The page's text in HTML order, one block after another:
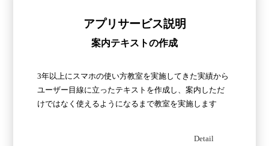
アプリサービス説明
案内テキストの作成
3年以上にスマホの使い方教室を実施してきた実績から
ユーザー目線に立ったテキストを作成し、案内しただ
けではなく使えるようになるまで教室を実施します
Detail